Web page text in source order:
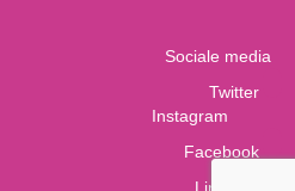
Sociale media
Twitter
Instagram
Facebook